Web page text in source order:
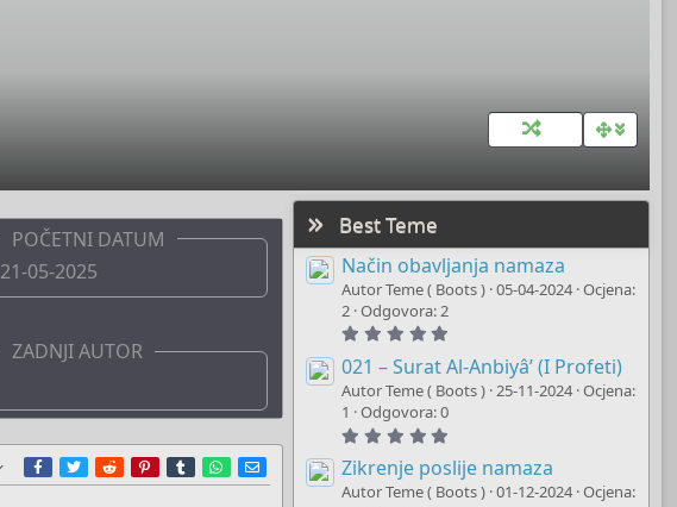
POČETNI DATUM
21-05-2025
ZADNJI AUTOR
Facebook
TwitterRedditPinterest
TumblrWhatsApp
E-mail
Best Teme
Način obavljanja namaza
Autor Teme ( Boots ) 05-04-2024 Ocjena:
2 Odgovora: 2
0
0
s
(
s
)
021 – Surat Al-Anbiyâ’ (I Profeti)
Autor Teme ( Boots ) 25-11-2024 Ocjena:
1
Odgovora: 0
0
0
s
Zikrenje poslije namaza
Autor Teme ( Boots ) 01-12-2024 Ocjena: